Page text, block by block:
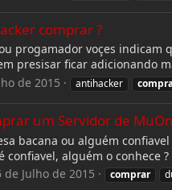
comprar ?
progamador voçes
presisar ficar adicionando
de 2015 antihacker
um Servidor de
bacana ou alguém
confiavel, alguém o conhece ?
de Julho de 2015 comprar